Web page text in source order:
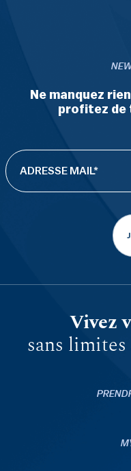
Ne manquez
profitez de
Vivez
sans limites